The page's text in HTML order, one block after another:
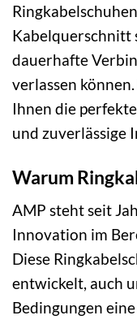
Kabelquerschnitt
dauerhafte
verlassen
Ihnen die
und zuverlässige
Warum
AMP steht seit
Innovation im
Diese
entwickelt, auch
Bedingungen